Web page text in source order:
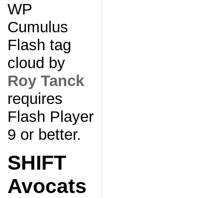
WP
Cumulus
Flash tag
cloud by
Roy Tanck
requires
Flash Player
9 or better.
SHIFT
Avocats